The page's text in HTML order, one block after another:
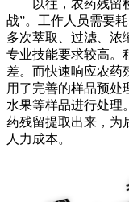
以往，农药残留检
战”。工作人员需要
多次萃取、过滤、浓
专业技能要求较高。
差。而快速响应农药
用了完善的样品预处
水果等样品进行处理
药残留提取出来，为
人力成本。